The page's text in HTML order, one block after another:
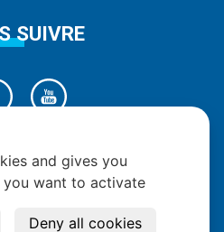
SUIVRE
and gives you
want to activate
Deny all cookies